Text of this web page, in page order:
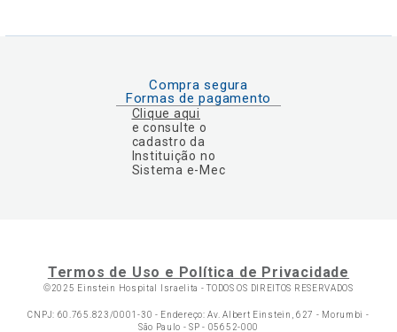
Compra segura
Formas de pagamento
Clique aqui
e consulte o
cadastro da
Instituição no
Sistema e-Mec
Termos de Uso e Política de Privacidade
©2025 Einstein Hospital Israelita -TODOS OS DIREITOS RESERVADOS
CNPJ: 60.765.823/0001-30 - Endereço: Av. Albert Einstein, 627 - Morumbi -
São Paulo - SP - 05652-000